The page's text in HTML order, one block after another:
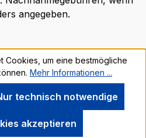
angegeben.
Cookies, um eine bestmögliche
Mehr Informationen ...
technisch notwendige
akzeptieren